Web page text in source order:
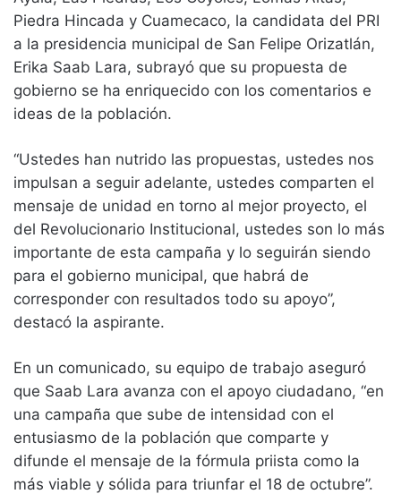
Piedra Hincada y Cuamecaco, la candidata del PRI
a la presidencia municipal de San Felipe Orizatlán,
Erika Saab Lara, subrayó que su propuesta de
gobierno se ha enriquecido con los comentarios e
ideas de la población.
“Ustedes han nutrido las propuestas, ustedes nos
impulsan a seguir adelante, ustedes comparten el
mensaje de unidad en torno al mejor proyecto, el
del Revolucionario Institucional, ustedes son lo más
importante de esta campaña y lo seguirán siendo
para el gobierno municipal, que habrá de
corresponder con resultados todo su apoyo”,
destacó la aspirante.
En un comunicado, su equipo de trabajo aseguró
que Saab Lara avanza con el apoyo ciudadano, “en
una campaña que sube de intensidad con el
entusiasmo de la población que comparte y
difunde el mensaje de la fórmula priista como la
más viable y sólida para triunfar el 18 de octubre”.